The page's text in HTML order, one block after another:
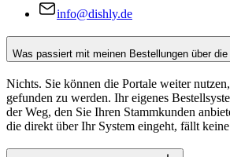
info@dishly.de
Was passiert mit meinen Bestellungen über die
Nichts. Sie können die Portale weiter
gefunden zu werden. Ihr eigenes
der Weg, den Sie Ihren Stammkunden
die direkt über Ihr System eingeht, fällt